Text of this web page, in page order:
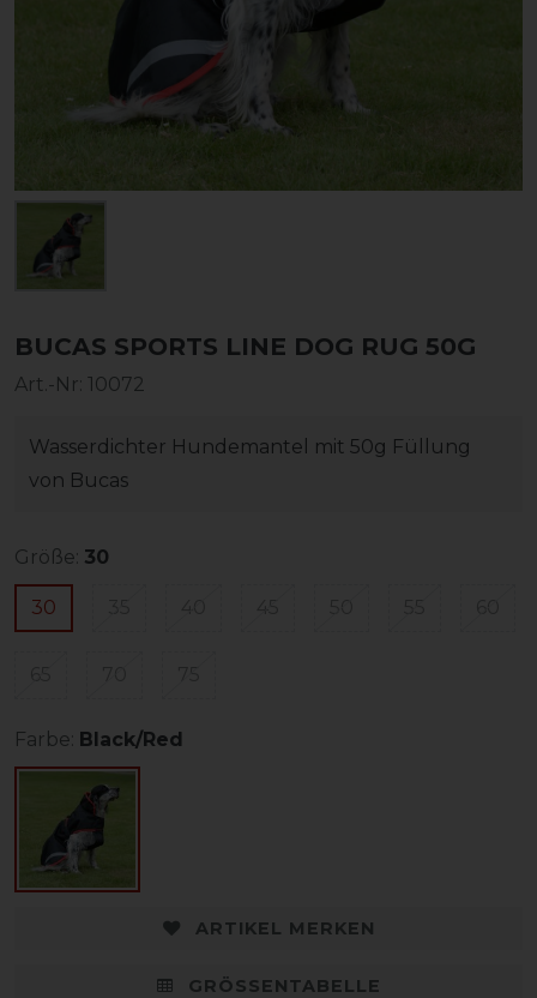
BUCAS SPORTS LINE DOG RUG 50G
Art.-Nr: 10072
Wasserdichter Hundemantel mit 50g Füllung
von Bucas
Größe: 30
30
Farbe: Black/Red
ARTIKEL MERKEN
GRÖSSENTABELLE